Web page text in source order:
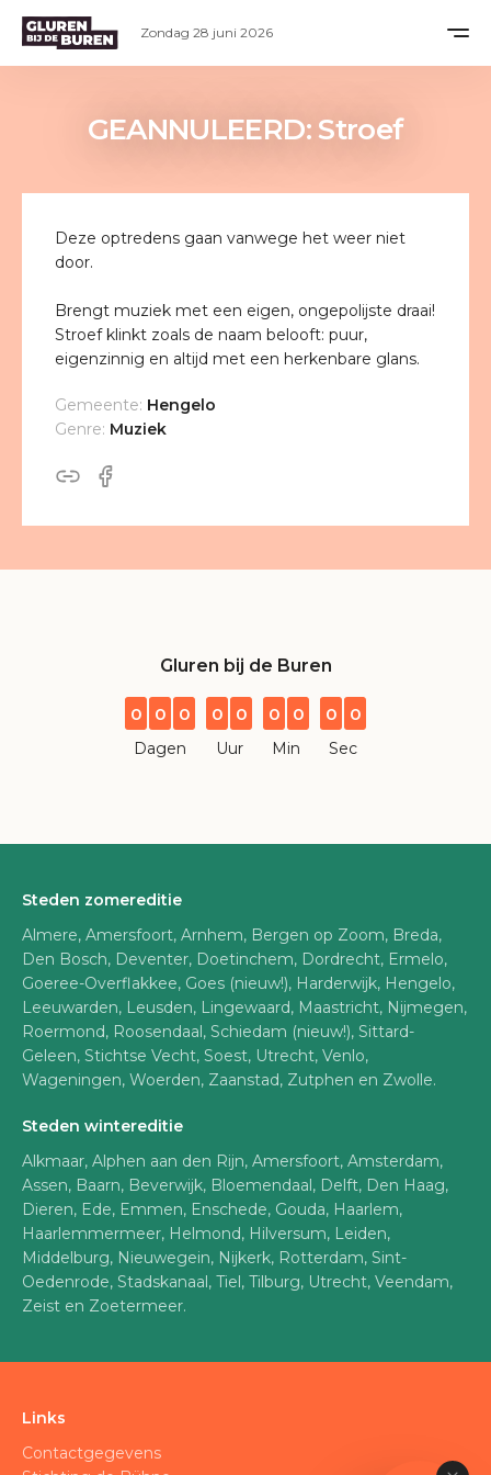
GEANNULEERD: Stroef
Deze optredens gaan vanwege het weer niet
door.
Brengt muziek met een eigen, ongepolijste draai!
Stroef klinkt zoals de naam belooft: puur,
eigenzinnig en altijd met een herkenbare glans.
Gemeente: Hengelo
Genre: Muziek
Gluren bij de Buren
0 0 0
Dagen
0 0
Uur
0 0
Min
0 0
Sec
Steden zomereditie
Almere, Amersfoort, Arnhem, Bergen op Zoom, Breda,
Den Bosch, Deventer, Doetinchem, Dordrecht, Ermelo,
Goeree-Overflakkee, Goes (nieuw!), Harderwijk, Hengelo,
Leeuwarden, Leusden, Lingewaard, Maastricht, Nijmegen,
Roermond, Roosendaal, Schiedam (nieuw!), Sittard-
Geleen, Stichtse Vecht, Soest, Utrecht, Venlo,
Wageningen, Woerden, Zaanstad, Zutphen en Zwolle.
Steden wintereditie
Alkmaar, Alphen aan den Rijn, Amersfoort, Amsterdam,
Assen, Baarn, Beverwijk, Bloemendaal, Delft, Den Haag,
Dieren, Ede, Emmen, Enschede, Gouda, Haarlem,
Haarlemmermeer, Helmond, Hilversum, Leiden,
Middelburg, Nieuwegein, Nijkerk, Rotterdam, Sint-
Oedenrode, Stadskanaal, Tiel, Tilburg, Utrecht, Veendam,
Zeist en Zoetermeer.
Links
Contactgegevens
Zondag 28 juni 2026